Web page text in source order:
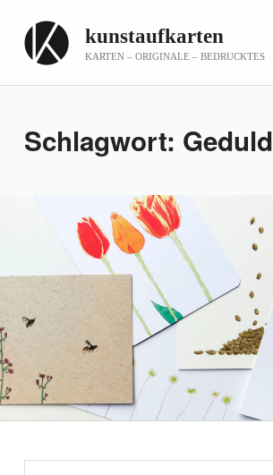
kunstaufkarten
KARTEN – ORIGINALE – BEDRUCKTES
Schlagwort: Geduld